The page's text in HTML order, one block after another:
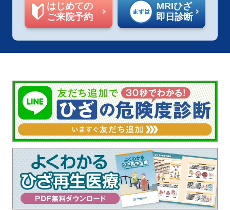
はじめての
ご来院予約
MRIひざ
即日診断